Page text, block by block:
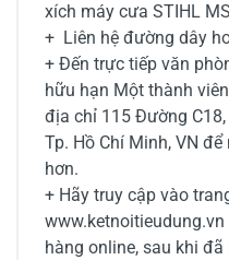
xích máy cưa STIHL
+ Liên hệ đường dây
+ Đến trực tiếp văn
hữu hạn Một thành
địa chỉ 115 Đường
Tp. Hồ Chí Minh, VN
hơn.
+ Hãy truy cập vào
hàng online, sau khi